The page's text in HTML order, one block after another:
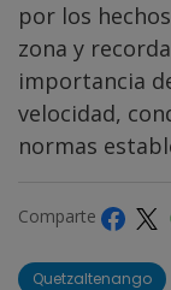
por los
zona y
importancia
velocidad,
normas
Comparte
Quetzaltenango